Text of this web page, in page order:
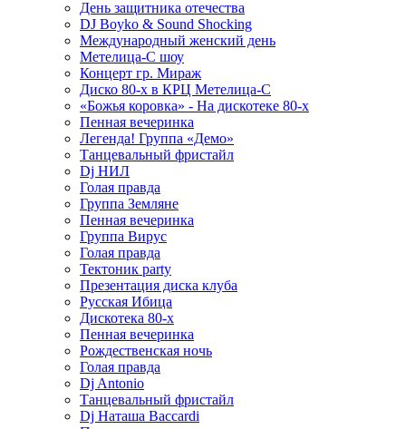
День защитника отечества
DJ Boyko & Sound Shocking
Международный женский день
Метелица-С шоу
Концерт гр. Мираж
Диско 80-х в КРЦ Метелица-С
«Божья коровка» - На дискотеке 80-х
Пенная вечеринка
Легенда! Группа «Демо»
Танцевальный фристайл
Dj НИЛ
Голая правда
Группа Земляне
Пенная вечеринка
Группа Вирус
Голая правда
Тектоник party
Презентация диска клуба
Русская Ибица
Дискотека 80-х
Пенная вечеринка
Рождественская ночь
Голая правда
Dj Antonio
Танцевальный фристайл
Dj Наташа Baccardi